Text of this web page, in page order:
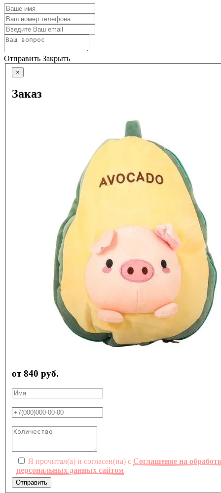
Отправить Закрыть
×
Заказ
от 840 руб.
Я прочитал(а) и согласен(на) с Соглашение на
персональных данных сайтом
Отправить